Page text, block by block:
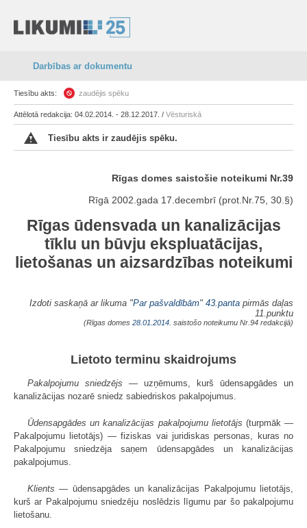
Darbības ar dokumentu
Tiesību akts: zaudējis spēku
Attēlotā redakcija: 04.02.2014. - 28.12.2017. / Vēsturiskā
Tiesību akts ir zaudējis spēku.
Rīgas domes saistošie noteikumi Nr.39
Rīgā 2002.gada 17.decembrī (prot.Nr.75, 30.§)
Rīgas ūdensvada un kanalizācijas
tīklu un būvju ekspluatācijas,
lietošanas un aizsardzības noteikumi
Izdoti saskaņā ar likuma "Par pašvaldībām" 43.panta pirmās daļas
11.punktu
(Rīgas domes 28.01.2014. saistošo noteikumu Nr.94 redakcijā)
Lietoto terminu skaidrojums
Pakalpojumu sniedzējs — uzņēmums, kurš ūdensapgādes un
kanalizācijas nozarē sniedz sabiedriskos pakalpojumus.
Ūdensapgādes un kanalizācijas pakalpojumu lietotājs (turpmāk —
Pakalpojumu lietotājs) — fiziskas vai juridiskas personas, kuras no
Pakalpojumu sniedzēja saņem ūdensapgādes un kanalizācijas
pakalpojumus.
Klients — ūdensapgādes un kanalizācijas Pakalpojumu lietotājs,
kurš ar Pakalpojumu sniedzēju noslēdzis līgumu par šo pakalpojumu
lietošanu.